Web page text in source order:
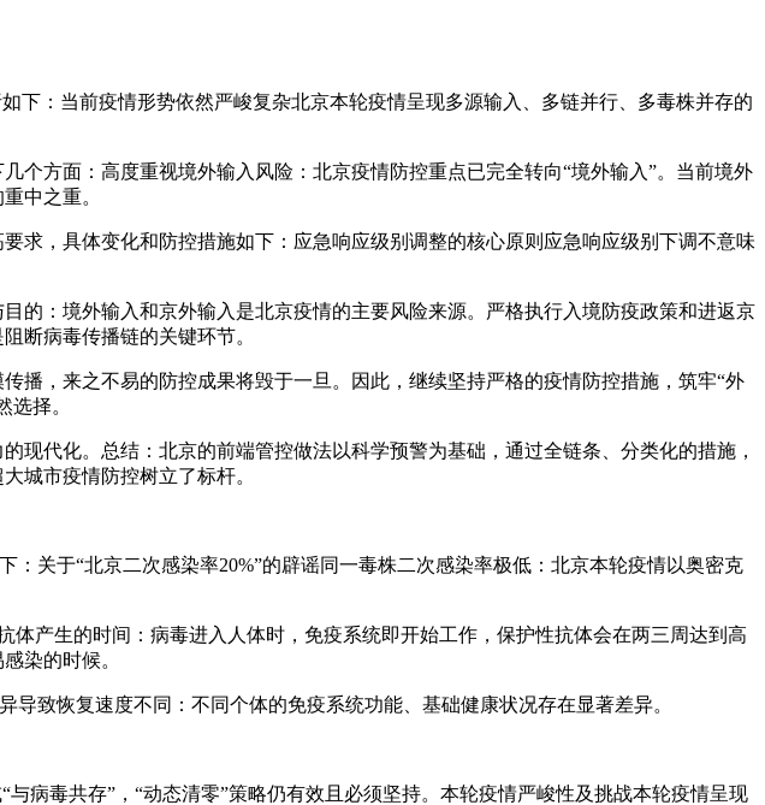
下：当前疫情形势依然严峻复杂北京本轮疫情呈现多源输入、多链并行、多毒株并存的
个方面：高度重视境外输入风险：北京疫情防控重点已完全转向“境外输入”。当前境外
中之重。
求，具体变化和防控措施如下：应急响应级别调整的核心原则应急响应级别下调不意味
的：境外输入和京外输入是北京疫情的主要风险来源。严格执行入境防疫政策和进返京
断病毒传播链的关键环节。
播，来之不易的防控成果将毁于一旦。因此，继续坚持严格的疫情防控措施，筑牢“外
择。
代化。总结：北京的前端管控做法以科学预警为基础，通过全链条、分类化的措施，
城市疫情防控树立了标杆。
关于“北京二次感染率20%”的辟谣同一毒株二次感染率极低：北京本轮疫情以奥密克
体产生的时间：病毒进入人体时，免疫系统即开始工作，保护性抗体会在两三周达到高
染的时候。
致恢复速度不同：不同个体的免疫系统功能、基础健康状况存在显著差异。
病毒共存”，“动态清零”策略仍有效且必须坚持。本轮疫情严峻性及挑战本轮疫情呈现